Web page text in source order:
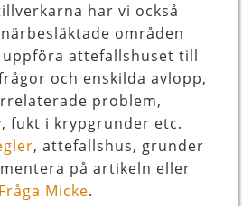
har vi också
områden
attefallshuset till
och enskilda avlopp,
problem,
fukt i krypgrunder etc.
, attefallshus, grunder
på artikeln eller
Fråga Micke.